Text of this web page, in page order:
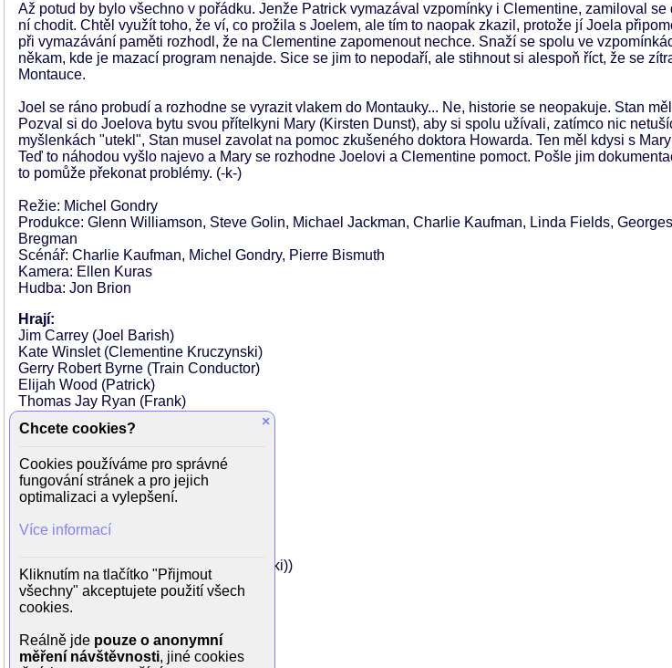
Až potud by bylo všechno v pořádku. Jenže Patrick vymazával vzpomínky i Clementine, zamiloval se
ní chodit. Chtěl využít toho, že ví, co prožila s Joelem, ale tím to naopak zkazil, protože jí Joela
při vymazávání paměti rozhodl, že na Clementine zapomenout nechce. Snaží se spolu ve
někam, kde je mazací program nenajde. Sice se jim to nepodaří, ale stihnout si alespoň říct, že se
Montauce.
Joel se ráno probudí a rozhodne se vyrazit vlakem do Montauky... Ne, historie se neopakuje. Stan
Pozval si do Joelova bytu svou přítelkyni Mary (Kirsten Dunst), aby si spolu užívali, zatímco nic
myšlenkách "utekl", Stan musel zavolat na pomoc zkušeného doktora Howarda. Ten měl kdysi s
Teď to náhodou vyšlo najevo a Mary se rozhodne Joelovi a Clementine pomoct. Pošle jim
to pomůže překonat problémy. (-k-)
Režie: Michel Gondry
Produkce: Glenn Williamson, Steve Golin, Michael Jackman, Charlie Kaufman, Linda Fields,
Bregman
Scénář: Charlie Kaufman, Michel Gondry, Pierre Bismuth
Kamera: Ellen Kuras
Hudba: Jon Brion
Hrají:
Jim Carrey (Joel Barish)
Kate Winslet (Clementine Kruczynski)
Gerry Robert Byrne (Train Conductor)
Elijah Wood (Patrick)
Thomas Jay Ryan (Frank)
Jane Adams (Carrie)
Kirsten Dunst (Mary)
Tom Wilkinson (Dr. Mierzwiak)
Ryan Whitney (Young Joel)
Amir Ali Said (Young Bully)
Paulie Litt (Young Bully (as Paul Litowski))
Josh Flitter (Young Bully)
Lola Daehler (Young Clementine)
Deirdre O'Connell (Hollis Mierzwiak)
Lauren Adler (Rollerblader)
Ellen Pompe (Naomi)
×
Chcete cookies?
Cookies používáme pro správné
fungování stránek a pro jejich
optimalizaci a vylepšení.
Více informací
Kliknutím na tlačítko "Přijmout
všechny" akceptujete použití všech
cookies.
Reálně jde pouze o anonymní
měření návštěvnosti, jiné cookies